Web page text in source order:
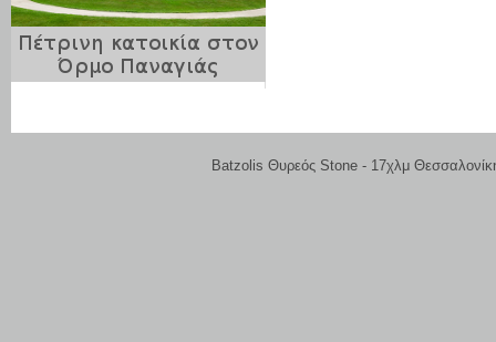
Batzolis Θυρεός Stone - 17χλμ